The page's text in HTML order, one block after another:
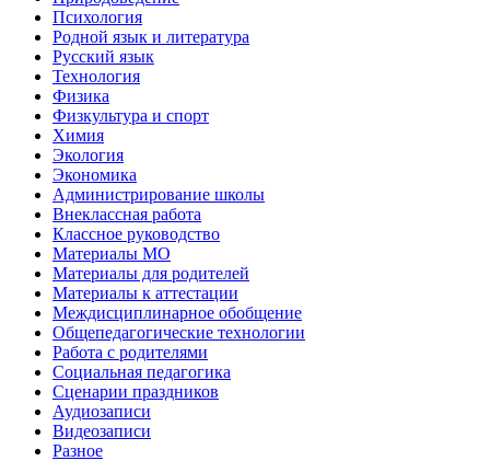
Психология
Родной язык и литература
Русский язык
Технология
Физика
Физкультура и спорт
Химия
Экология
Экономика
Администрирование школы
Внеклассная работа
Классное руководство
Материалы МО
Материалы для родителей
Материалы к аттестации
Междисциплинарное обобщение
Общепедагогические технологии
Работа с родителями
Социальная педагогика
Сценарии праздников
Аудиозаписи
Видеозаписи
Разное